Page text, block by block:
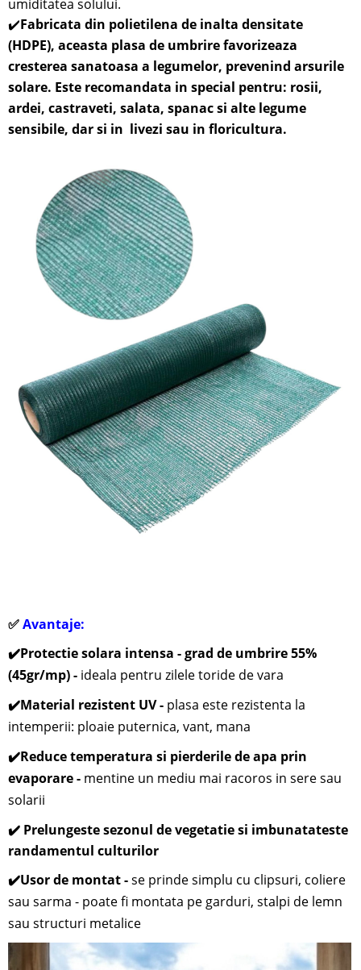
umiditatea solului.
✔️Fabricata din polietilena de inalta densitate
(HDPE), aceasta plasa de umbrire favorizeaza
cresterea sanatoasa a legumelor, prevenind arsurile
solare. Este recomandata in special pentru: rosii,
ardei, castraveti, salata, spanac si alte legume
sensibile,dar si in livezi sau in floricultura.
✅Avantaje:
✔️Protectie solara intensa - grad de umbrire 55%
(45gr/mp) - ideala pentru zilele toride de vara
✔️Material rezistent UV - plasa este rezistenta la
intemperii: ploaie puternica, vant, mana
✔️Reduce temperatura si pierderile de apa prin
evaporare - mentine un mediu mai racoros in sere sau
solarii
✔️ Prelungeste sezonul de vegetatie si imbunatateste
randamentul culturilor
✔️Usor de montat -se prinde simplu cu clipsuri, coliere
sau sarma - poate fi montata pe garduri, stalpi de lemn
sau structuri metalice